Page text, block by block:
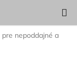
KOŠÍK
pre nepoddajné a